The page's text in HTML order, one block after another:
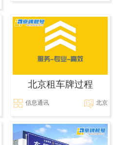
北京租车牌过程
信息通讯 北京